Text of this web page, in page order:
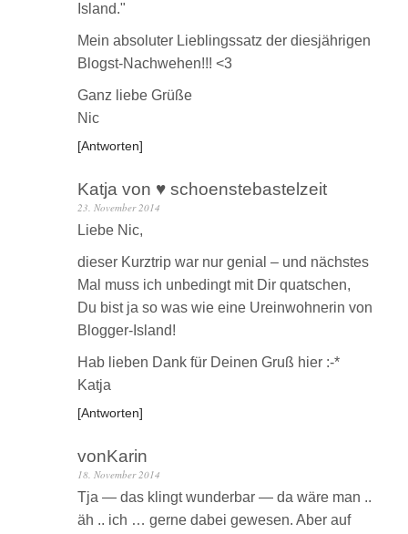
Island."
Mein absoluter Lieblingssatz der diesjährigen
Blogst-Nachwehen!!! <3
Ganz liebe Grüße
Nic
Antworten
Katja von ♥ schoenstebastelzeit
23. November 2014
Liebe Nic,
dieser Kurztrip war nur genial – und nächstes
Mal muss ich unbedingt mit Dir quatschen,
Du bist ja so was wie eine Ureinwohnerin von
Blogger-Island!
Hab lieben Dank für Deinen Gruß hier :-*
Katja
Antworten
vonKarin
18. November 2014
Tja — das klingt wunderbar — da wäre man ..
äh .. ich … gerne dabei gewesen. Aber auf